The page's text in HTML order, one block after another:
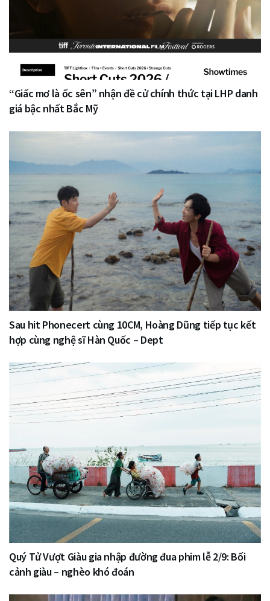
“Giấc mơ là ốc sên” nhận đề cử chính thức tại LHP danh
giá bậc nhất Bắc Mỹ
Sau hit Phonecert cùng 10CM, Hoàng Dũng tiếp tục kết
hợp cùng nghệ sĩ Hàn Quốc – Dept
Quý Tử Vượt Giàu gia nhập đường đua phim lễ 2/9: Bối
cảnh giàu – nghèo khó đoán